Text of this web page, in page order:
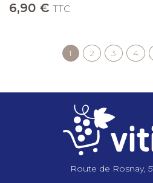
6,90 € TTC
PaginationPage
courante
1 Page
2 Page
3 4
Route de Rosnay,